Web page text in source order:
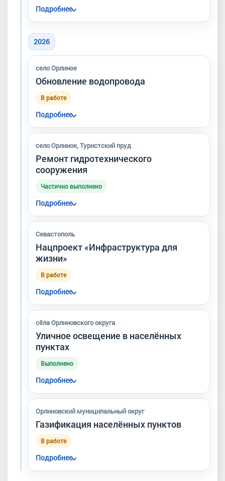
Подробнее
Байдарки проведён субботник в рамках
акции «Вода России».
2026
село Орлиное
Обновление водопровода
В работе
Подробнее
Старые трубы заменяются на новые без
масштабных раскопок.
село Орлиное, Туристский пруд
Ремонт гидротехнического
сооружения
Частично выполнено
Подробнее
Завершён первый этап восстановления
Туристского пруда.
Севастополь
Нацпроект «Инфраструктура для
жизни»
В работе
Подробнее
Завершён ремонт 25 улиц из 50
запланированных.
сёла Орлиновского округа
Уличное освещение в населённых
пунктах
Выполнено
Подробнее
Проводилась установка и обновление
уличного освещения в сёлах округа для
повышения безопасности и комфорта
жителей.
Орлиновский муниципальный округ
Газификация населённых пунктов
В работе
Подробнее